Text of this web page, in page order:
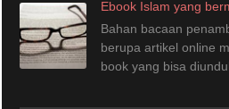
Ebook Islam yang
Bahan bacaan
berupa artikel online
book yang bisa